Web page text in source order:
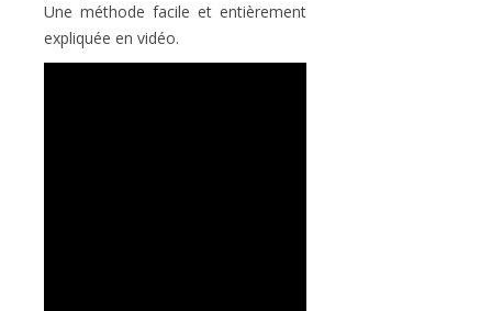
Une méthode facile et entièrement
expliquée en vidéo.